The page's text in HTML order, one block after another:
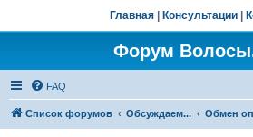
Главная Консультации
Форум
FAQ
Список форумов Обсуждаем... Обмен